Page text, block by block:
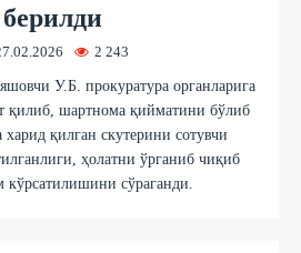
берилди
2 243
У.Б. прокуратура органларига
қилиб, шартнома қийматини бўлиб
қилган скутерини сотувчи
ҳолатни ўрганиб чиқиб
кўрсатилишини сўраганди.